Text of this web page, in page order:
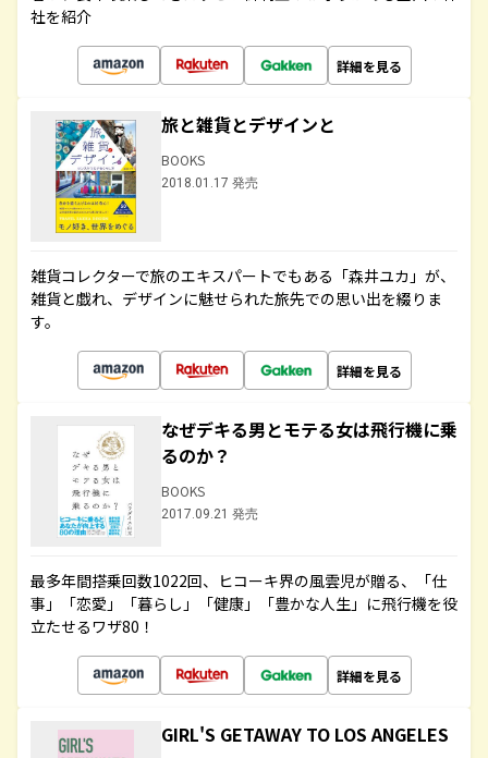
社を紹介
詳細を見る
旅と雑貨とデザインと
BOOKS
2018.01.17 発売
雑貨コレクターで旅のエキスパートでもある「森井ユカ」が、
雑貨と戯れ、デザインに魅せられた旅先での思い出を綴りま
す。
詳細を見る
なぜデキる男とモテる女は飛行機に乗
るのか？
BOOKS
2017.09.21 発売
最多年間搭乗回数1022回、ヒコーキ界の風雲児が贈る、「仕
事」「恋愛」「暮らし」「健康」「豊かな人生」に飛行機を役
立たせるワザ80！
詳細を見る
GIRL'S GETAWAY TO LOS ANGELES